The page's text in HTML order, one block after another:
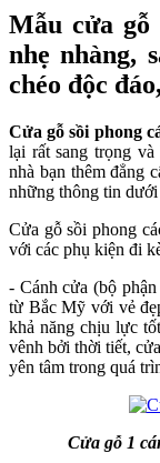
Mẫu cửa gỗ
nhẹ nhàng,
chéo độc
Cửa gỗ sồi phong
lại rất sang trọng
nhà bạn thêm đẳng
những thông tin dưới
Cửa gỗ sồi phong
với các phụ kiện đi
- Cánh cửa (bộ
từ Bắc Mỹ với vẻ
khả năng chịu lực
vênh bởi thời tiết,
yên tâm trong quá
Cửa gỗ 1